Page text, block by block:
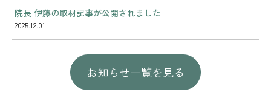
2025.12.01
院長 伊藤の取材記事が公開されました
お知らせ一覧を見る